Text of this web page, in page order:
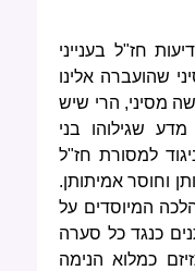
חז"ל בענייני
שהועברה אלינו
מסיני, הרי שיש
שגילוהו בני
למסורת חז"ל
וחוסר אמיתותן.
המיוסדים על
כנגד כל סערה
כמלוא הנימה